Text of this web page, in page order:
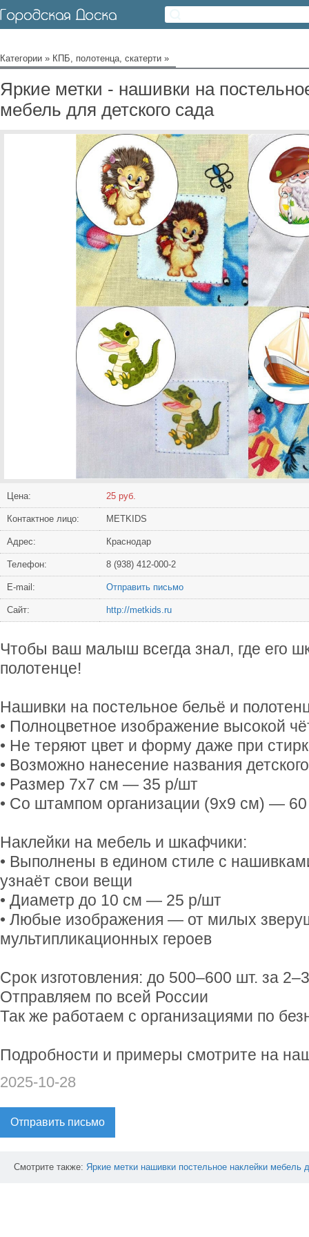
Категории » КПБ, полотенца, скатерти »
Яркие метки - нашивки на
мебель для детского сада
Цена: 25 руб.
Контактное лицо: METKIDS
Адрес: Краснодар
Телефон: 8 (938) 412-000-2
Е-mail: Отправить письмо
Сайт: http://metkids.ru
Чтобы ваш малыш всегда знал, где его
полотенце!
Нашивки на постельное бельё и
• Полноцветное изображение высокой
• Не теряют цвет и форму даже при
• Возможно нанесение названия
• Размер 7х7 см — 35 р/шт
• Со штампом организации (9х9 см) —
Наклейки на мебель и шкафчики:
• Выполнены в едином стиле с
узнаёт свои вещи
• Диаметр до 10 см — 25 р/шт
• Любые изображения — от милых
мультипликационных героев
Срок изготовления: до 500–600 шт. за
Отправляем по всей России
Так же работаем с организациями по
Подробности и примеры смотрите на
2025-10-28
Отправить письмо
Смотрите также: Яркие метки нашивки постельное наклейки мебель